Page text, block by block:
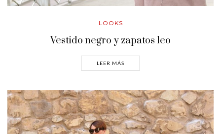
LOOKS
Vestido negro y zapatos leo
LEER MÁS